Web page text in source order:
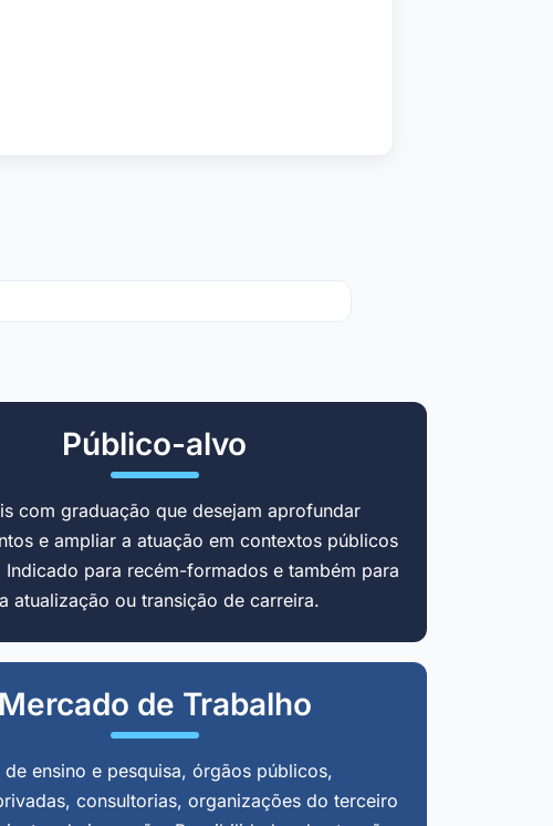
Público-alvo
com graduação que desejam aprofundar
e ampliar a atuação em contextos públicos
para recém-formados e também para
atualização ou transição de carreira.
Mercado de Trabalho
de ensino e pesquisa, órgãos públicos,
consultorias, organizações do terceiro